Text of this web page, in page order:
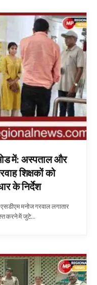
में: अस्पताल और
शिक्षकों को
के निर्देश
मनोज गरवाल लगातार
करने में जुटे…